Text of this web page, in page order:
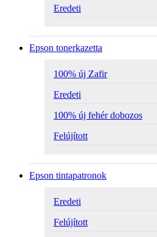
Eredeti
Epson tonerkazetta
100% új Zafir
Eredeti
100% új fehér dobozos
Felújított
Epson tintapatronok
Eredeti
Felújított